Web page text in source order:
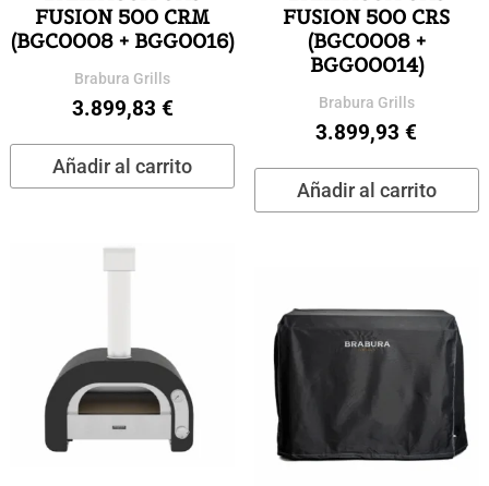
FUSION 500 CRM
(BGC0008 + BGG0016)
Brabura Grills
3.899,83 €
Añadir al carrito
FUSION 500 CRS
(BGC0008 +
BGG00014)
Brabura Grills
3.899,93€
Añadir al carrito